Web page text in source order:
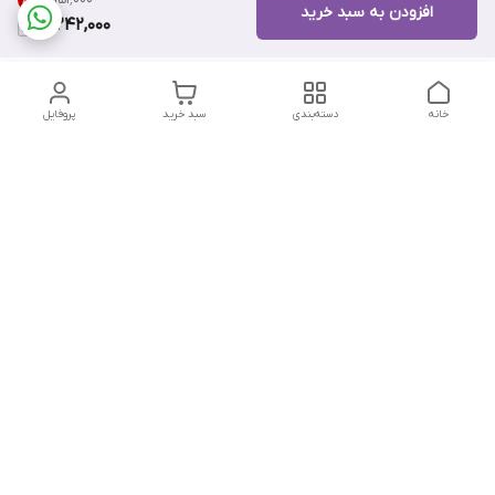
10,242,000
افزودن به سبد خرید
پروفایل سبد خرید دسته‌بندی خانه